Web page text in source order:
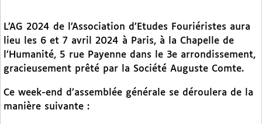
L’AG 2024 de l’Association d’Etudes Fouriéristes aura
lieu les 6 et 7 avril 2024 à Paris, à la Chapelle de
l’Humanité, 5 rue Payenne dans le 3e arrondissement,
gracieusement prêté par la Société Auguste Comte.
Ce week-end d’assemblée générale se déroulera de la
manière suivante :